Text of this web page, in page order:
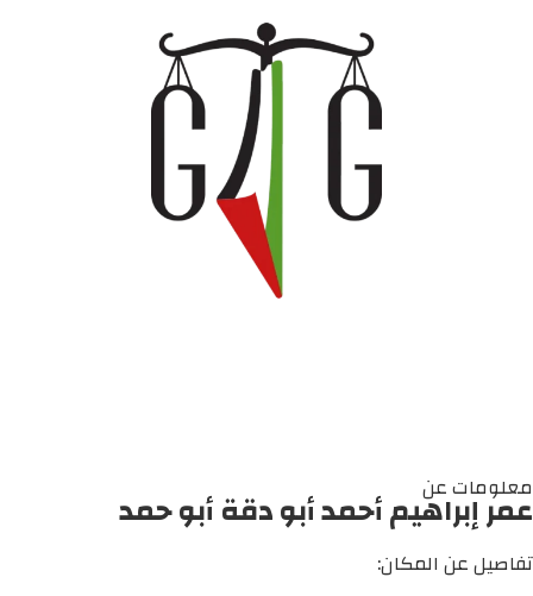
معلومات عن
عمر إبراهيم أحمد أبو دقة أبو حمد
تفاصيل عن المكان: